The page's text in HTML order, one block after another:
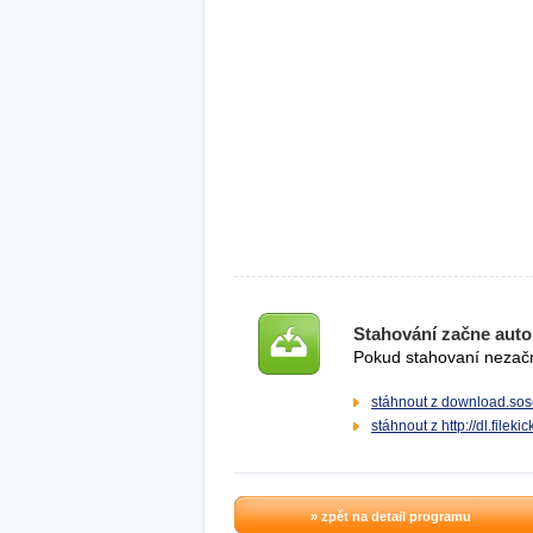
Stahování začne
Pokud stahovaní
stáhnout z
stáhnout z http://
» zpět na detail programu